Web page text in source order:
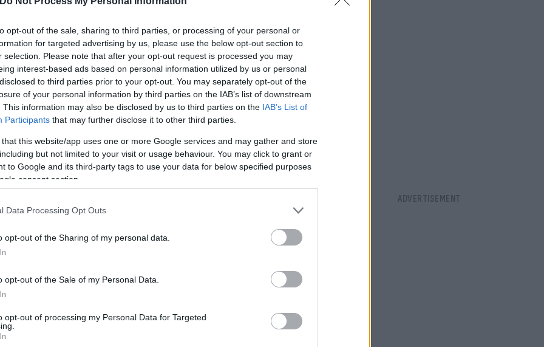
opt-out of the sale, sharing to third parties, or processing of your personal or
for targeted advertising by us, please use the below opt-out section to
selection. Please note that after your opt-out request is processed you may
interest-based ads based on personal information utilized by us or personal
to third parties prior to your opt-out. You may separately opt-out of the
of your personal information by third parties on the IAB’s list of downstream
This information may also be disclosed by us to third parties on the IAB’s List of
Participants that may further disclose it to other third parties.
that this website/app uses one or more Google services and may gather and store
but not limited to your visit or usage behaviour. You may click to grant or
to Google and its third-party tags to use your data for below specified purposes
consent section.
Data Processing Opt Outs
opt-out of the Sharing of my personal data.
opt-out of the Sale of my Personal Data.
opt-out of processing my Personal Data for Targeted
το γεγονός ότι το πρώτο κτήριο το οποίο παραδόθηκε στα
εδώ στο Ελληνικό, αφορά τους συμπολίτες μας που
κτήριο-κόσμημα, το οποίο κατασκευάστηκε με
στήριξη του Δήμου Ελληνικού-Αργυρούπολης. Ένα
παιδιά με αυτισμό, με βαριές εγκεφαλικές παθήσεις,
τη δέσμευση της κυβέρνησης να στεκόμαστε με ιδιαίτερη
ανάγκη.